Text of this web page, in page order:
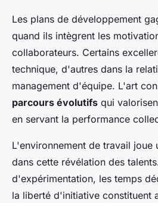
Les plans de développement
quand ils intègrent les
collaborateurs. Certains
technique, d'autres dans la
management d'équipe. L'art
parcours évolutifs qui
en servant la performance
L'environnement de travail joue
dans cette révélation des
d'expérimentation, les temps
la liberté d'initiative constituent